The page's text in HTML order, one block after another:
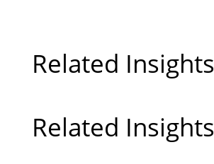
Related Insights
Related Insights